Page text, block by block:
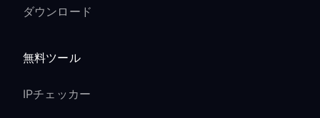
ダウンロード
無料ツール
IPチェッカー